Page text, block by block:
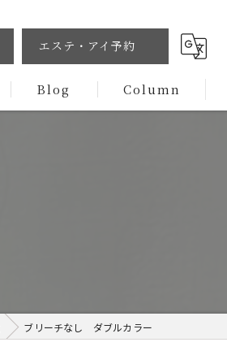
エステ・アイ予約
Blog Column
ブリーチなし ダブルカラー